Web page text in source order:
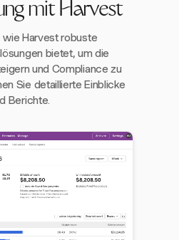
mit Harvest
wie Harvest robuste
bietet, um die
und Compliance zu
Sie detaillierte Einblicke
Berichte.